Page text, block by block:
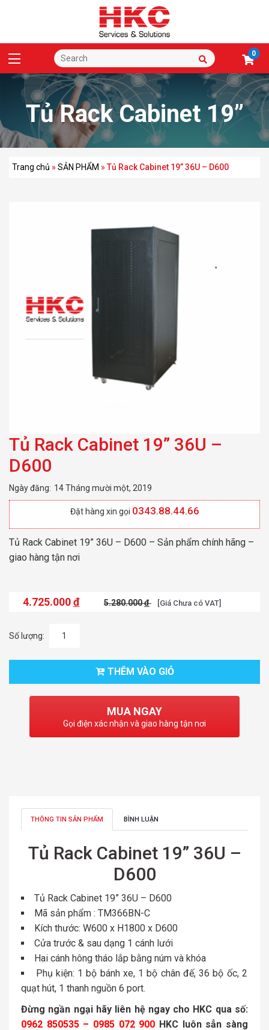
0
Tủ Rack Cabinet 19”
36U – D600
Trang chủ »SẢN PHẨM »Tủ Rack Cabinet 19” 36U – D600
Tủ Rack Cabinet 19” 36U –
D600
Ngày đăng: 14 Tháng mười một, 2019
Đặt hàng xin gọi 0343.88.44.66
Tủ Rack Cabinet 19” 36U – D600 – Sản phẩm chính hãng –
giao hàng tận nơi
4.725.000đ 5.280.000đ [Giá Chưa có VAT]
Số lượng:
THÊM VÀO GIỎ
MUA NGAY
Gọi điện xác nhận và giao hàng tận nơi
THÔNG TIN SẢN PHẨM BÌNH LUẬN
Tủ Rack Cabinet 19” 36U –
D600
Tủ Rack Cabinet 19” 36U – D600
Mã sản phẩm : TM366BN-C
Kích thước: W600 x H1800 x D600
Cửa trước & sau dạng 1 cánh lưới
Hai cánh hông tháo lắp bằng núm và khóa
Phụ kiện: 1 bộ bánh xe, 1 bộ chân đế, 36 bộ ốc, 2
quạt hút, 1 thanh nguồn 6 port.
Đừng ngần ngại hãy liên hệ ngay cho HKC qua số:
0962 850535– 0985 072 900 HKC luôn sẳn sàng